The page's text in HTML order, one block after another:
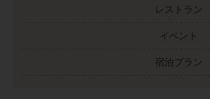
レストラン
イベント
宿泊プラン